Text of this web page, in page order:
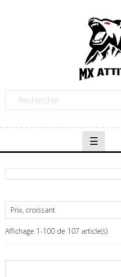
Basculer
la
☰
Prix, croissant
Affichage 1-100 de 107 article(s)